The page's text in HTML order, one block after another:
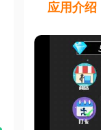
应用介绍